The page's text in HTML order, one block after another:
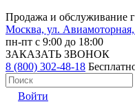
Продажа и обслуживание
Москва, ул.
пн-пт с 9:00 до 18:00
ЗАКАЗАТЬ ЗВОНОК
8 (800) 302-48-18
Войти